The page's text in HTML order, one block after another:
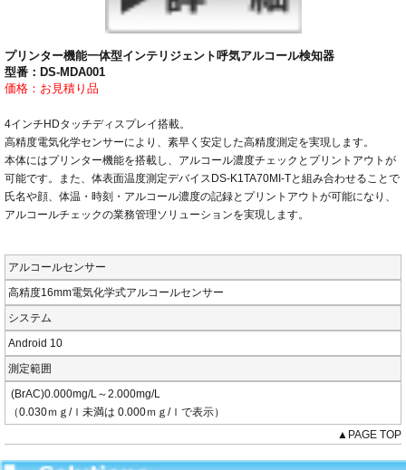
プリンター機能一体型インテリジェント呼気アルコール検知器
型番：DS-MDA001
価格：お見積り品
4インチHDタッチディスプレイ搭載。
高精度電気化学センサーにより、素早く安定した高精度測定を実現します。
本体にはプリンター機能を搭載し、アルコール濃度チェックとプリントアウトが
可能です。また、体表面温度測定デバイスDS-K1TA70MI-Tと組み合わせることで
氏名や顔、体温・時刻・アルコール濃度の記録とプリントアウトが可能になり、
アルコールチェックの業務管理ソリューションを実現します。
アルコールセンサー
高精度16mm電気化学式アルコールセンサー
システム
Android 10
測定範囲
(BrAC)0.000mg/L～2.000mg/L
（0.030ｍｇ/ｌ未満は 0.000ｍｇ/ｌで表示）
▲PAGE TOP